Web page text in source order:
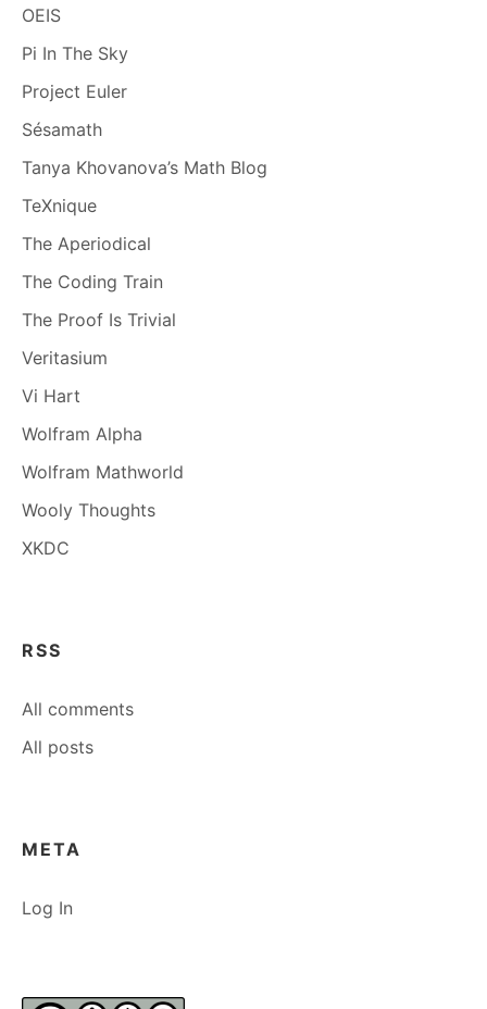
OEIS
Pi In The Sky
Project Euler
Sésamath
Tanya Khovanova’s Math Blog
TeXnique
The Aperiodical
The Coding Train
The Proof Is Trivial
Veritasium
Vi Hart
Wolfram Alpha
Wolfram Mathworld
Wooly Thoughts
XKDC
RSS
All comments
All posts
META
Log In